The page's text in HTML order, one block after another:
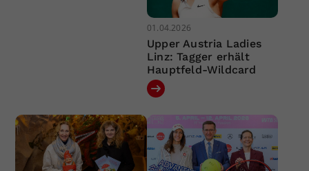
01.04.2026
Upper Austria Ladies
Linz: Tagger erhält
Hauptfeld-Wildcard